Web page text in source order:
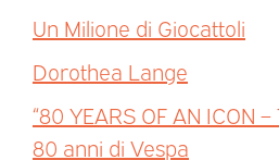
Un Milione di Giocattoli
Dorothea Lange
“80 YEARS OF AN ICON –
80 anni di Vespa